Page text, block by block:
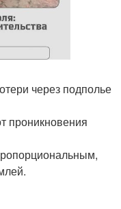
через подполье
проникновения